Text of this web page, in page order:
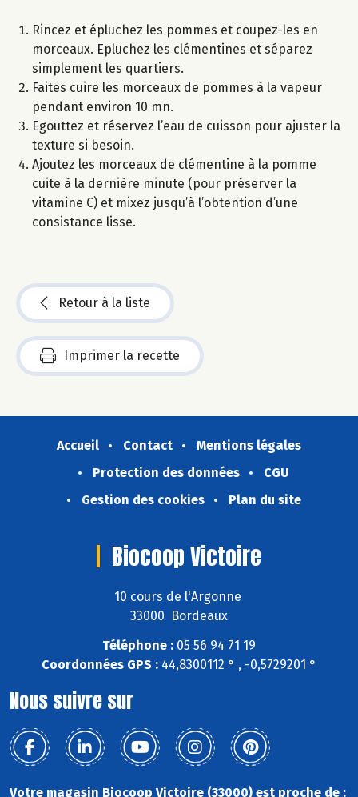
Rincez et épluchez les pommes et coupez-les en
morceaux. Epluchez les clémentines et séparez
simplement les quartiers.
Faites cuire les morceaux de pommes à la vapeur
pendant environ 10 mn.
Egouttez et réservez l’eau de cuisson pour ajuster la
texture si besoin.
Ajoutez les morceaux de clémentine à la pomme
cuite à la dernière minute (pour préserver la
vitamine C) et mixez jusqu’à l’obtention d’une
consistance lisse.
Retour à la liste
Imprimer la recette
Accueil Contact
Mentions légales
Protection des données
CGU
Gestion des cookies
Plan du site
Biocoop Victoire
10 cours de l'Argonne
33000 Bordeaux
Téléphone : 05 56 94 71 19
Coordonnées GPS : 44,8300112 ° , -0,5729201 °
Nous suivre sur
Votre magasin Biocoop Victoire (33000) est proche de :